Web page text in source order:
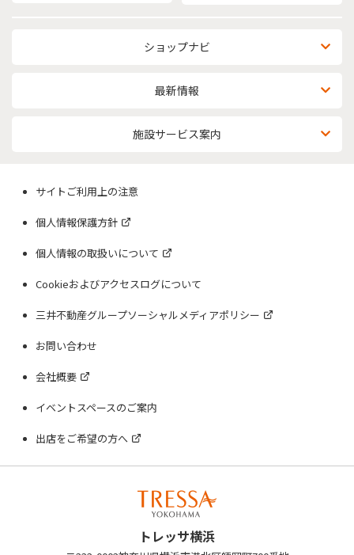
ショップナビ
最新情報
施設サービス案内
サイトご利用上の注意
個人情報保護方針
個人情報の取扱いについて
Cookieおよびアクセスログについて
三井不動産グループソーシャルメディアポリシー
お問い合わせ
会社概要
イベントスペースのご案内
出店をご希望の方へ
トレッサ横浜